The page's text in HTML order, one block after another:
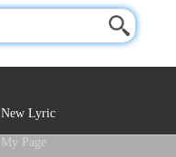
New Lyric
My Page